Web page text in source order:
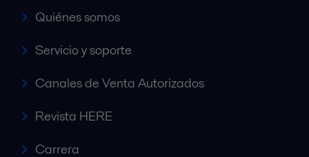
Quiénes somos
Servicio y soporte
Canales de Venta Autorizados
Revista HERE
Carrera